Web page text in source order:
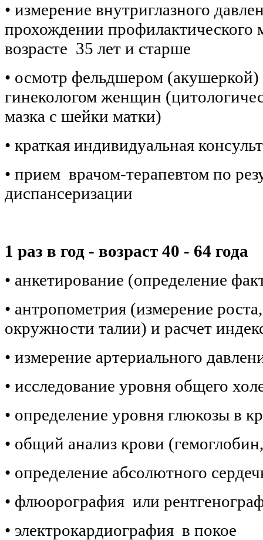
• измерение внутриглазного
прохождении профилактического
возрасте 35 лет и старше
• осмотр фельдшером
гинекологом женщин
мазка с шейки матки)
• краткая индивидуальная
• прием врачом-терапевтом по
диспансеризации
1 раз в год - возраст 40 - 64 года
• анкетирование (определение
• антропометрия (измерение
окружности талии) и расчет
• измерение артериального
• исследование уровня общего
• определение уровня глюкозы в
• общий анализ крови
• определение абсолютного
• флюорография или
• электрокардиография в покое